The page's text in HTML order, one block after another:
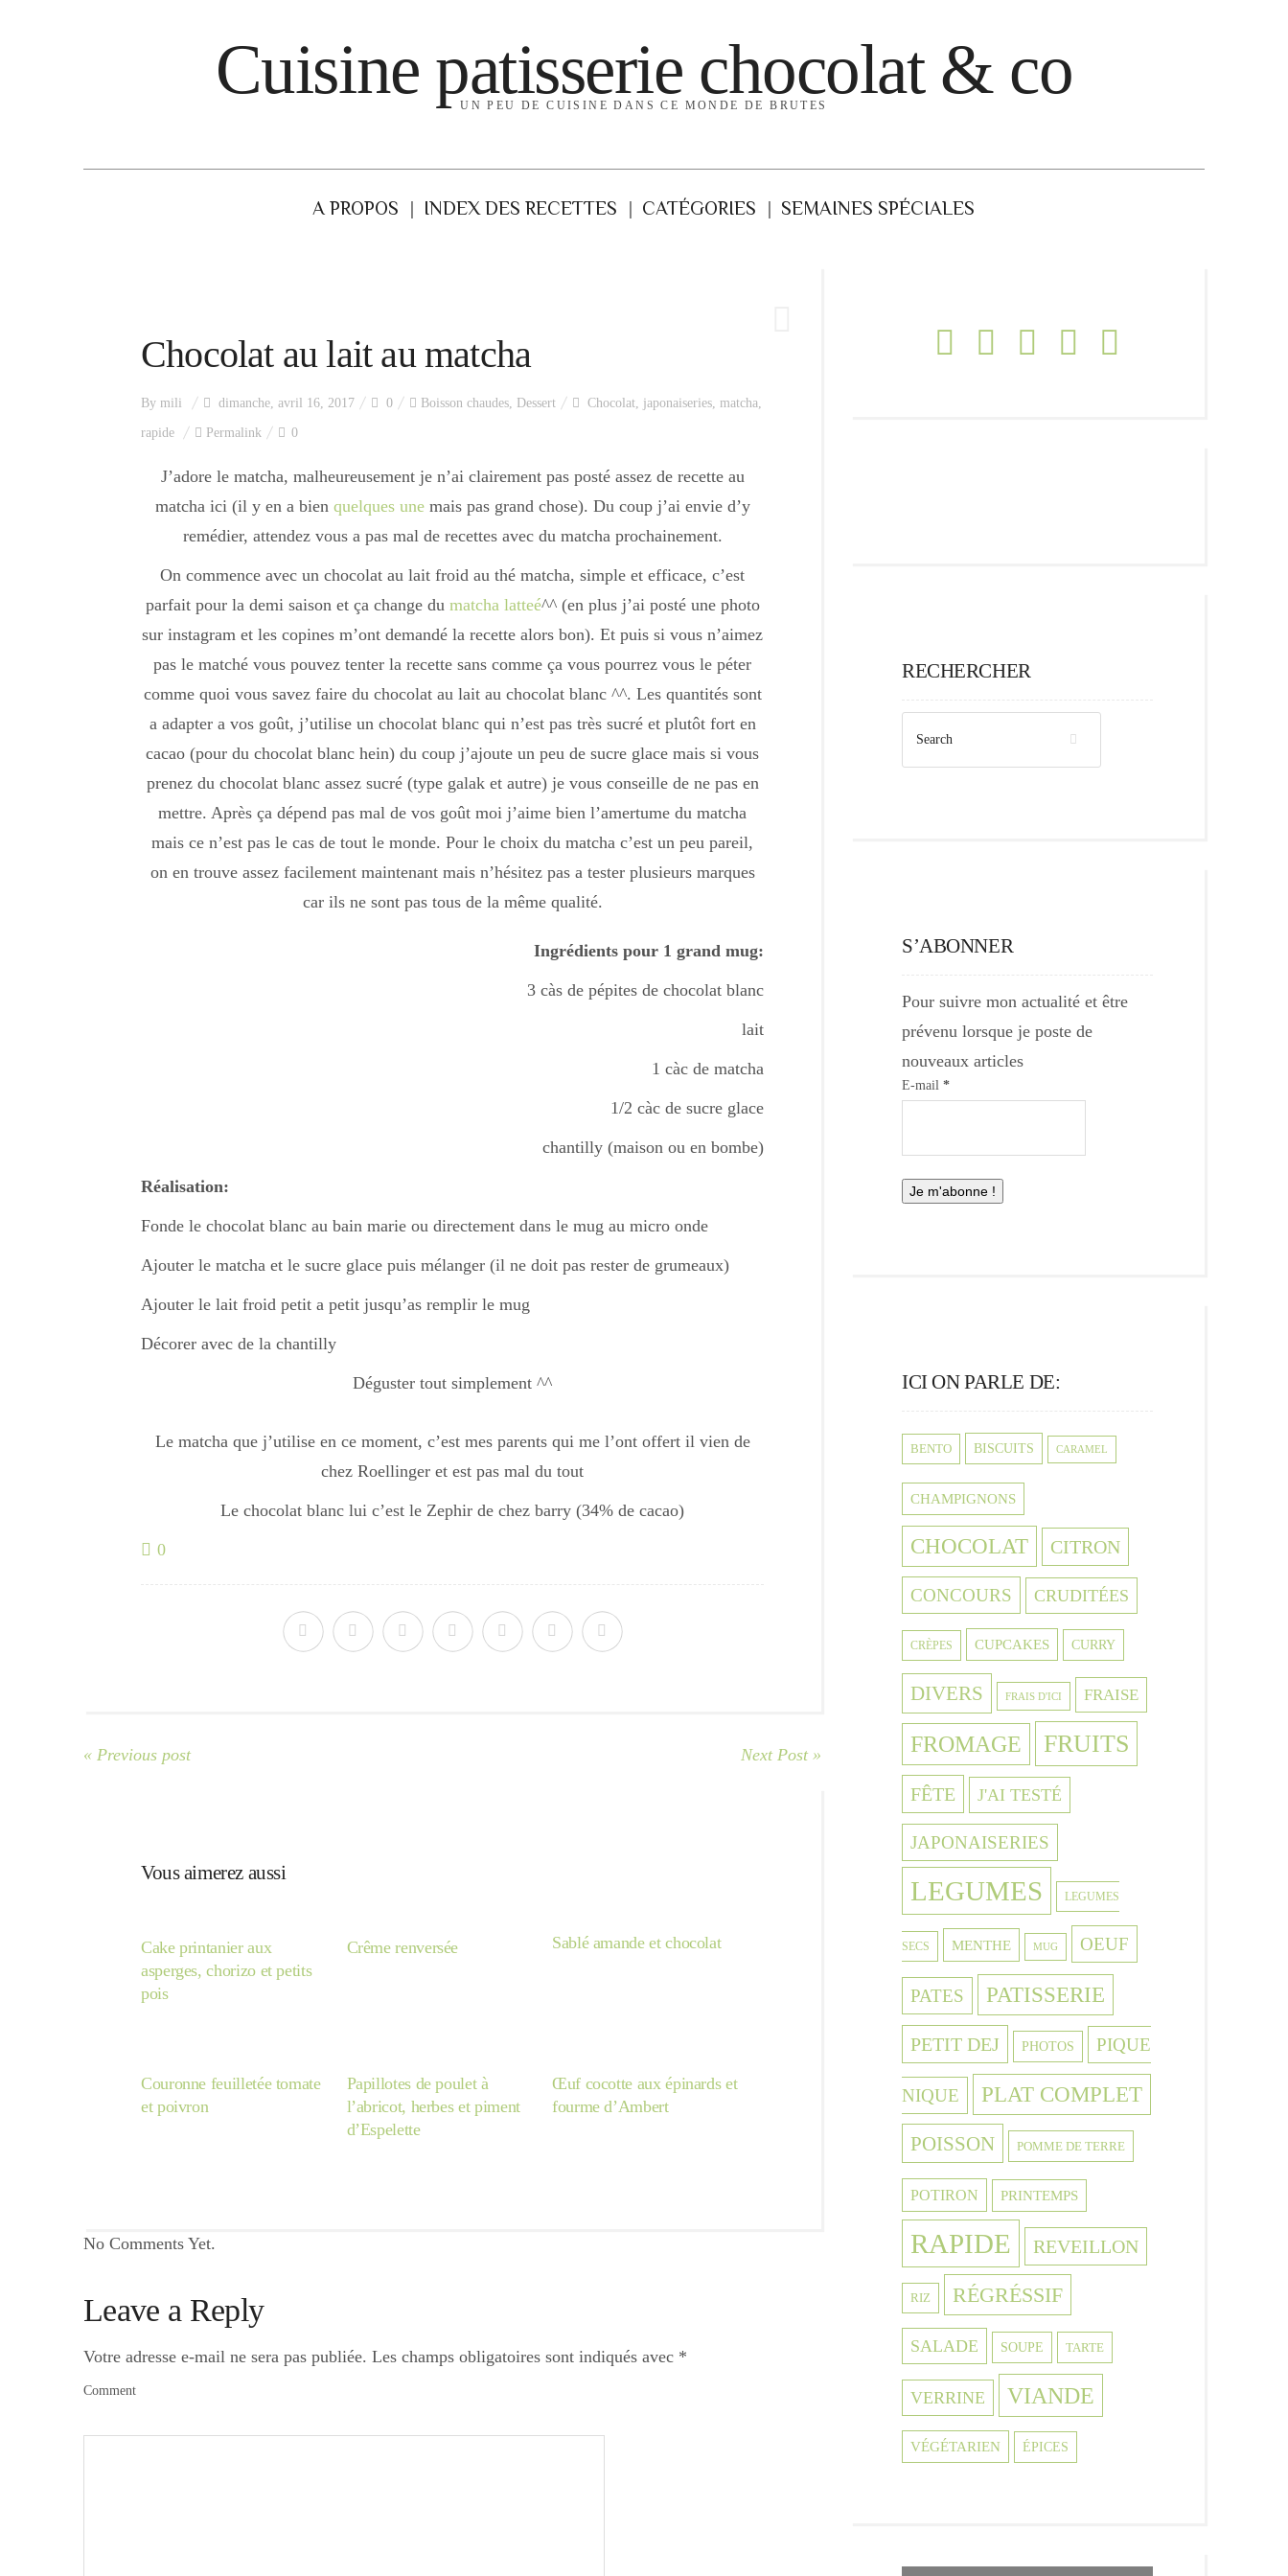
Cuisine patisserie chocolat & co
UN PEU DE CUISINE DANS CE MONDE DE BRUTES
A PROPOS INDEX DES RECETTES CATÉGORIES SEMAINES SPÉCIALES
Chocolat au lait au matcha
By mili dimanche, avril 16, 2017 0 Boisson chaudes, Dessert Chocolat, japonaiseries, matcha,
rapide Permalink 0
J’adore le matcha, malheureusement je n’ai clairement pas posté assez de recette au
matcha ici (il y en a bien quelques unemais pas grand chose). Du coup j’ai envie d’y
remédier, attendez vous a pas mal de recettes avec du matcha prochainement.
On commence avec un chocolat au lait froid au thé matcha, simple et efficace, c’est
parfait pour la demi saison et ça change du matcha latteé^^ (en plus j’ai posté une photo
sur instagram et les copines m’ont demandé la recette alors bon). Et puis si vous n’aimez
pas le matché vous pouvez tenter la recette sans comme ça vous pourrez vous le péter
comme quoi vous savez faire du chocolat au lait au chocolat blanc ^^. Les quantités sont
a adapter a vos goût, j’utilise un chocolat blanc qui n’est pas très sucré et plutôt fort en
cacao (pour du chocolat blanc hein) du coup j’ajoute un peu de sucre glace mais si vous
prenez du chocolat blanc assez sucré (type galak et autre) je vous conseille de ne pas en
mettre. Après ça dépend pas mal de vos goût moi j’aime bien l’amertume du matcha
mais ce n’est pas le cas de tout le monde. Pour le choix du matcha c’est un peu pareil,
on en trouve assez facilement maintenant mais n’hésitez pas a tester plusieurs marques
car ils ne sont pas tous de la même qualité.
Ingrédients pour 1 grand mug:
3 càs de pépites de chocolat blanc
lait
1 càc de matcha
1/2 càc de sucre glace
chantilly (maison ou en bombe)
Réalisation:
Fonde le chocolat blanc au bain marie ou directement dans le mug au micro onde
Ajouter le matcha et le sucre glace puis mélanger (il ne doit pas rester de grumeaux)
Ajouter le lait froid petit a petit jusqu’as remplir le mug
Décorer avec de la chantilly
Déguster tout simplement ^^
Le matcha que j’utilise en ce moment, c’est mes parents qui me l’ont offert il vien de
chez Roellinger et est pas mal du tout
Le chocolat blanc lui c’est le Zephir de chez barry (34% de cacao)
0
« Previous post Next Post »
Vous aimerez aussi
Cake printanier aux
asperges, chorizo et petits
pois
Crême renversée Sablé amande et chocolat
Couronne feuilletée tomate
et poivron
Papillotes de poulet à
l’abricot, herbes et piment
d’Espelette
Œuf cocotte aux épinards et
fourme d’Ambert
No Comments Yet.
Leave a Reply
Votre adresse e-mail ne sera pas publiée. Les champs obligatoires sont indiqués avec *
Comment
RECHERCHER
S’ABONNER
Pour suivre mon actualité et être
prévenu lorsque je poste de
nouveaux articles
E-mail *
ICI ON PARLE DE:
BENTO BISCUITS CARAMEL
CHAMPIGNONS
CHOCOLAT CITRON
CONCOURS CRUDITÉES
CRÈPES CUPCAKES CURRY
DIVERS FRAIS D'ICI FRAISE
FROMAGE FRUITS
FÊTE J'AI TESTÉ
JAPONAISERIES
LEGUMES LEGUMES
SECS MENTHE MUG OEUF
PATES PATISSERIE
PETIT DEJ PHOTOS PIQUE
NIQUE PLAT COMPLET
POISSON POMME DE TERRE
POTIRON PRINTEMPS
RAPIDE REVEILLON
RIZ RÉGRÉSSIF
SALADE SOUPE TARTE
VERRINE VIANDE
VÉGÉTARIEN ÉPICES